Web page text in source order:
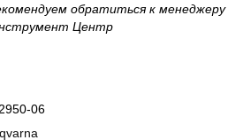
обратиться к менеджеру
Центр
06